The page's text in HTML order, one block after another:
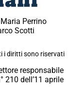
Perrino
Scotti
i diritti sono riservati
responsabile
210 dell’11 aprile